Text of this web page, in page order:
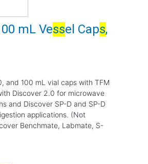
mL Vessel Caps,
and 100 mL vial caps with TFM
Discover 2.0 for microwave
and Discover SP-D and SP-D
applications. (Not
Benchmate, Labmate, S-